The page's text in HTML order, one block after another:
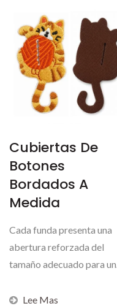
Cubiertas De
Botones
Bordados A
Medida
Cada funda presenta una
abertura reforzada del
tamaño adecuado para un
Lee Mas